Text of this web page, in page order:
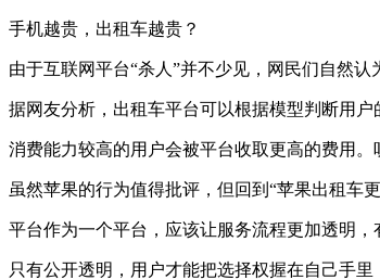
手机越贵，出租车越贵？
由于互联网平台“杀人”并不少见，网民们自然认
据网友分析，出租车平台可以根据模型判断用户
消费能力较高的用户会被平台收取更高的费用。
虽然苹果的行为值得批评，但回到“苹果出租车
平台作为一个平台，应该让服务流程更加透明
只有公开透明，用户才能把选择权握在自己手里